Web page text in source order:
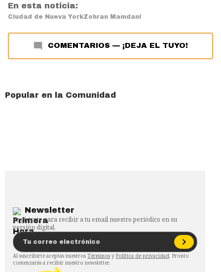
En esta noticia:
Ciudad de Nueva YorkZohran Mamdani
COMENTARIOS — ¡DEJA EL TUYO!
Popular en la Comunidad
Newsletter
Regístrate para recibir a tu email nuestro periódico en su
versión digital.
Al suscribirte aceptas nuestros Términos y Política de privacidad. Pronto
comenzarás a recibir nuestro newsletter.